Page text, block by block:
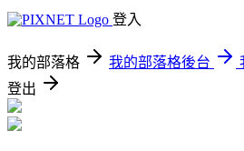
登入
我的部落格 我的部落格後台
登出